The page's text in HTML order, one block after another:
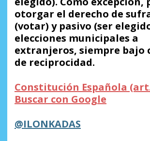
otorgar el derecho de
(votar) y pasivo (ser
elecciones municipales a
extranjeros, siempre bajo
de reciprocidad.
Constitución Española (art.
Buscar con Google
@ILONKADAS